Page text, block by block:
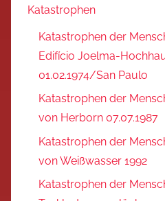
Katastrophen
Katastrophen der
Edifício Joelma-
01.02.1974/San Paulo
Katastrophen der
von Herborn 07.07.1987
Katastrophen der
von Weißwasser 1992
Katastrophen der